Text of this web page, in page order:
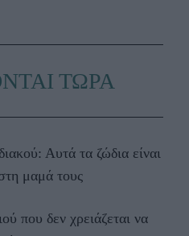
ΤΩΡΑ
Αυτά τα ζώδια είναι
μαμά τους
που δεν χρειάζεται να